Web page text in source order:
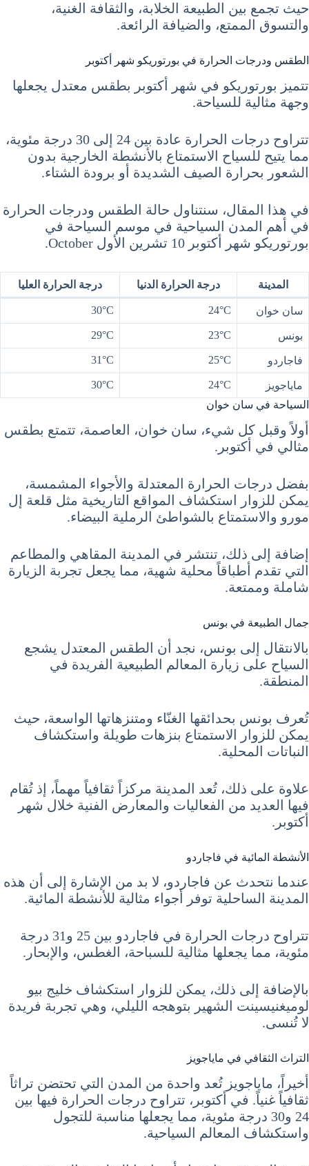
حيث تجمع بين الطبيعة الخلابة، والثقافة الغنية،
والتسوق الممتع، والضيافة الرائعة.
الطقس ودرجات الحرارة في بورتوريكو شهر أكتوبر
تتميز بورتوريكو في شهر أكتوبر بطقس معتدل يجعلها
وجهة مثالية للسياحة.
تتراوح درجات الحرارة عادة بين 24 إلى 30 درجة مئوية،
مما يتيح للسياح الاستمتاع بالأنشطة الخارجية بدون
الشعور بحرارة الصيف الشديدة أو برودة الشتاء.
في هذا المقال، سنتناول حالة الطقس ودرجات الحرارة
في أهم المدن السياحية في موسم السياحة في
بورتوريكو شهر أكتوبر 10 تشرين الأول October.
المدينة درجة الحرارة الدنيا درجة الحرارة العليا
سان خوان 24°C
30°C
بونس 23°C
29°C
فاجاردو 25°C
31°C
ماياجويز 24°C
30°C
السياحة في سان خوان
أولاً وقبل كل شيء، سان خوان، العاصمة، تتمتع بطقس
مثالي في أكتوبر.
بفضل درجات الحرارة المعتدلة والأجواء المشمسة،
يمكن للزوار استكشاف المواقع التاريخية مثل قلعة إل
مورو والاستمتاع بالشواطئ الرملية البيضاء.
إضافة إلى ذلك، تنتشر في المدينة المقاهي والمطاعم
التي تقدم أطباقاً محلية شهية، مما يجعل تجربة الزيارة
شاملة وممتعة.
جمال الطبيعة في بونس
بالانتقال إلى بونس، نجد أن الطقس المعتدل يشجع
السياح على زيارة المعالم الطبيعية الفريدة في
المنطقة.
تُعرف بونس بحدائقها الغنّاء ومتنزهاتها الواسعة، حيث
يمكن للزوار الاستمتاع بنزهات طويلة واستكشاف
النباتات المحلية.
علاوة على ذلك، تُعد المدينة مركزاً ثقافياً مهماً، إذ تُقام
فيها العديد من الفعاليات والمعارض الفنية خلال شهر
أكتوبر.
الأنشطة المائية في فاجاردو
عندما نتحدث عن فاجاردو، لا بد من الإشارة إلى أن هذه
المدينة الساحلية توفر أجواء مثالية للأنشطة المائية.
تتراوح درجات الحرارة في فاجاردو بين 25 و31 درجة
مئوية، مما يجعلها مثالية للسباحة، الغطس، والإبحار.
بالإضافة إلى ذلك، يمكن للزوار استكشاف خليج بيو
لوميغنيسينت الشهير بتوهجه الليلي، وهي تجربة فريدة
لا تُنسى.
التراث الثقافي في ماياجويز
أخيراً، ماياجويز تُعد واحدة من المدن التي تحتضن تراثاً
ثقافياً غنياً. في أكتوبر، تتراوح درجات الحرارة فيها بين
24 و30 درجة مئوية، مما يجعلها مناسبة للتجول
واستكشاف المعالم السياحية.